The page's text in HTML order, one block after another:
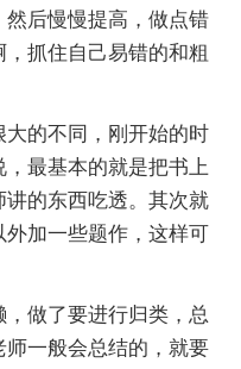
后慢慢提高，做点错
抓住自己易错的和粗
的不同，刚开始的时
最基本的就是把书上
的东西吃透。其次就
加一些题作，这样可
做了要进行归类，总
一般会总结的，就要